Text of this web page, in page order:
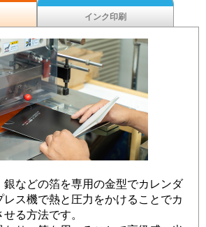
インク印刷
銀などの箔を専用の金型でカレンダ
レス機で熱と圧力をかけることでカ
る方法です。